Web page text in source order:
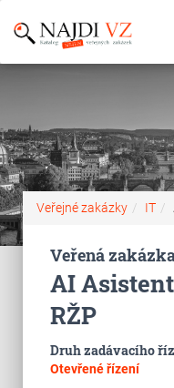
Veřejné zakázky IT
Veřená
AI
RŽP
Druh zadávacího
Otevřené řízení